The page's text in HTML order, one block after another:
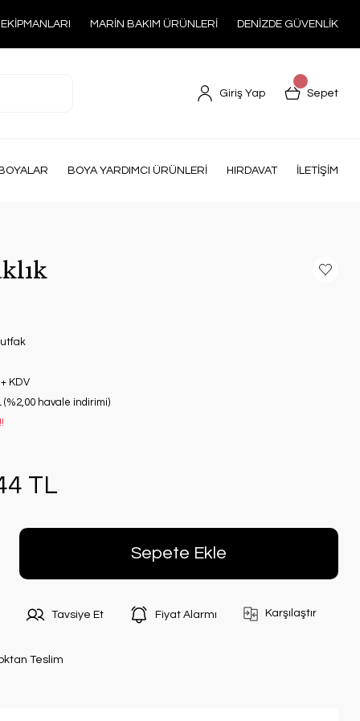
MARİN BAKIM ÜRÜNLERİ DENİZDE GÜVENLİK
Giriş Yap Sepet
BOYA YARDIMCI ÜRÜNLERİ HIRDAVAT İLETİŞİM
KDV
(%2,00 havale indirimi)
TL
Sepete Ekle
Tavsiye Et Fiyat Alarmı Karşılaştır
Teslim